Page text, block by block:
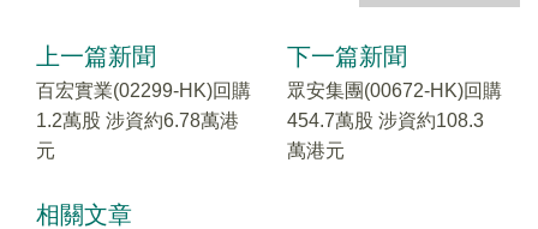
上一篇新聞
百宏實業(02299-HK)回購
1.2萬股 涉資約6.78萬港
元
下一篇新聞
眾安集團(00672-HK)回購
454.7萬股 涉資約108.3
萬港元
相關文章